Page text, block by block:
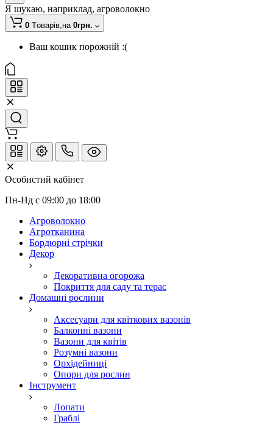
Я шукаю, наприклад, агроволокно
0 Tоварів,на 0грн.
Ваш кошик порожній :(
Особистий кабінет
Пн-Нд с 09:00 до 18:00
Агроволокно
Агротканина
Бордюрні стрічки
Декор
Декоративна огорожа
Покриття для саду та терас
Домашні рослини
Аксесуари для квіткових вазонів
Балконні вазони
Вазони для квітів
Розумні вазони
Орхідейниці
Опори для рослин
Інструмент
Лопати
Граблі